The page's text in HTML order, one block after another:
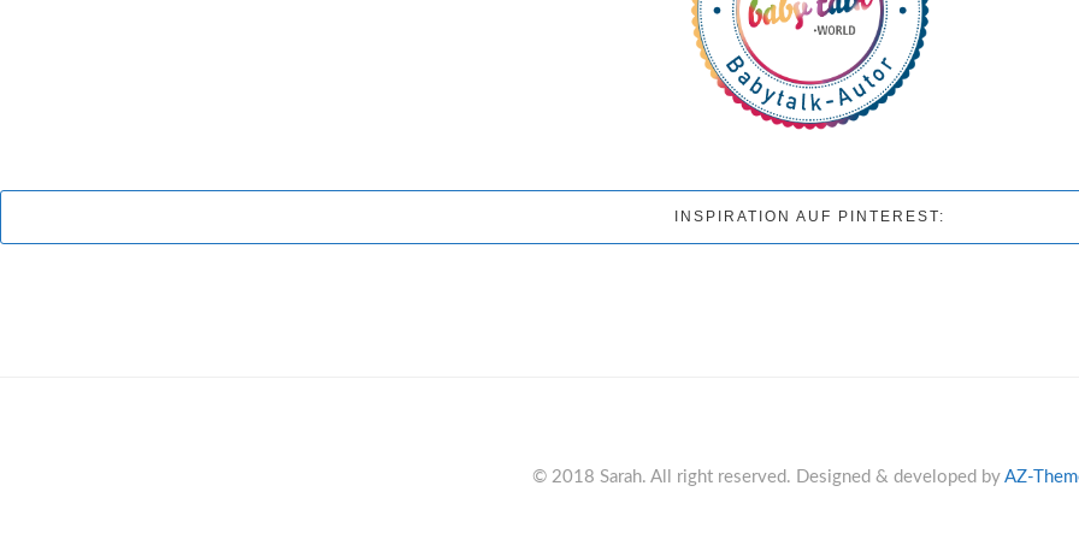
INSPIRATION AUF PINTEREST:
© 2018 Sarah. All right reserved. Designed & developed by AZ-